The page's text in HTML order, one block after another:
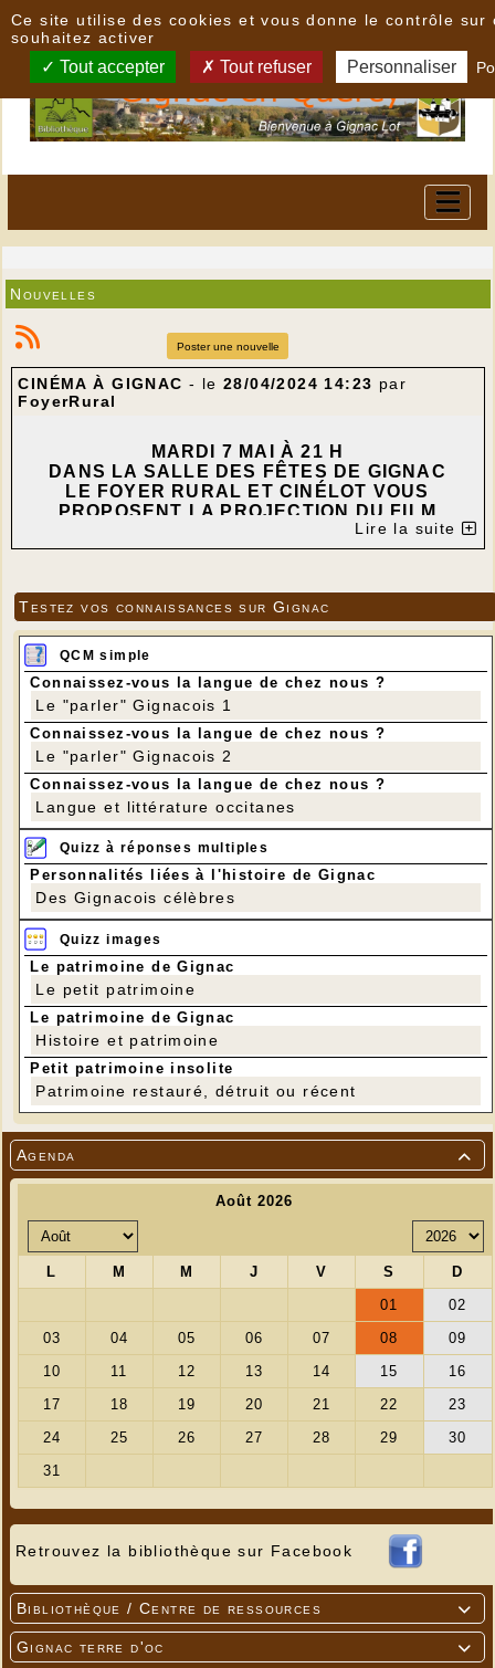

Agenda
Retrouvez la bibliothèque sur Facebook

Bibliothèque / Centre de ressources

Gignac terre d'oc
Nouvelles
Poster une nouvelle
CINÉMA À GIGNAC - le 28/04/2024 14:23 par
FoyerRural
MARDI 7 MAI À 21 H
DANS LA SALLE DES FÊTES DE GIGNAC
LE FOYER RURAL ET CINÉLOT VOUS
PROPOSENT LA PROJECTION DU FILM
"LA FERME DES BERTRAND"
A la fin du film, des éleveurs gignacois et des
environs parleront de leur travail, de leur vie
personnelle, des difficultés qu'ils rencontrent et
répondront à vos questions. Puis nous
clôturerons la soirée par le pot de l'amitié.
---
Tarifs
Entrée adulte : 6 €
Entrée jeunes (- de 25 ans) : 3 €
Titulaire de la carte de soutien: 4 €
infos sur la carte de soutien à CinéLot )
places pour 18 €
Lire la suite
Testez vos connaissances sur Gignac
QCM simple
Connaissez-vous la langue de chez nous ?
Le "parler" Gignacois 1
Connaissez-vous la langue de chez nous ?
Le "parler" Gignacois 2
Connaissez-vous la langue de chez nous ?
Langue et littérature occitanes
Quizz à réponses multiples
Personnalités liées à l'histoire de Gignac
Des Gignacois célèbres
Quizz images
Le patrimoine de Gignac
Le petit patrimoine
Le patrimoine de Gignac
Histoire et patrimoine
Petit patrimoine insolite
Patrimoine restauré, détruit ou récent
Ce site utilise des cookies et vous donne le contrôle sur
souhaitez activer
Tout accepter Tout refuser Personnaliser